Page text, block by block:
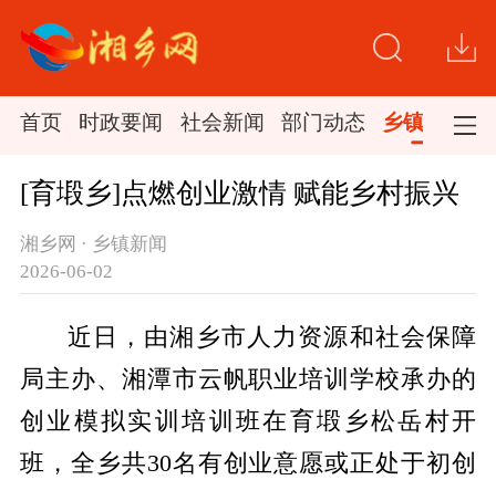
首页 时政要闻 社会新闻 部门动态 乡镇新闻
[育塅乡]点燃创业激情 赋能乡村振兴
湘乡网 · 乡镇新闻
2026-06-02
近日，由湘乡市人力资源和社会保障
局主办、湘潭市云帆职业培训学校承办的
创业模拟实训培训班在育塅乡松岳村开
班，全乡共30名有创业意愿或正处于初创